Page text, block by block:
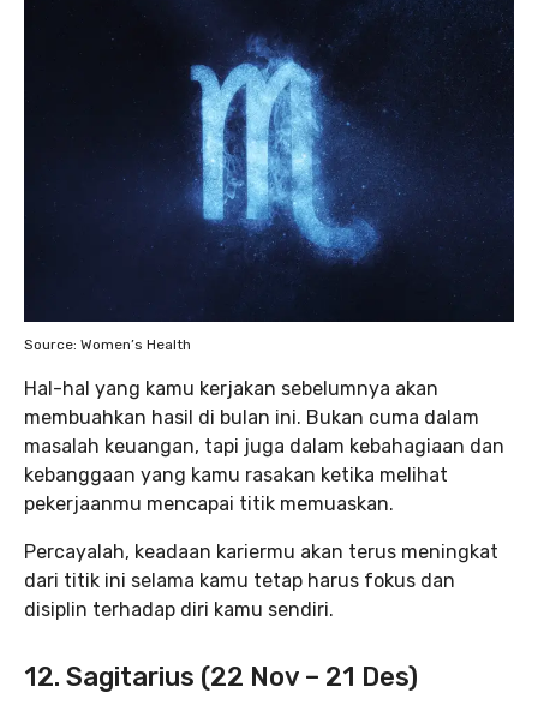
Source: Women’s Health
Hal-hal yang kamu kerjakan sebelumnya akan
membuahkan hasil di bulan ini. Bukan cuma dalam
masalah keuangan, tapi juga dalam kebahagiaan dan
kebanggaan yang kamu rasakan ketika melihat
pekerjaanmu mencapai titik memuaskan.
Percayalah, keadaan kariermu akan terus meningkat
dari titik ini selama kamu tetap harus fokus dan
disiplin terhadap diri kamu sendiri.
12. Sagitarius (22 Nov – 21 Des)